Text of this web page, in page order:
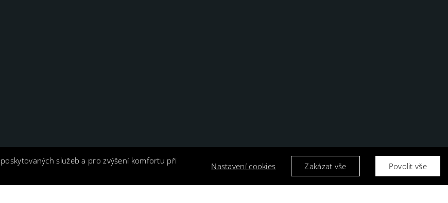
služeb a pro zvýšení komfortu při
Nastavení cookies Zakázat vše Povolit vše